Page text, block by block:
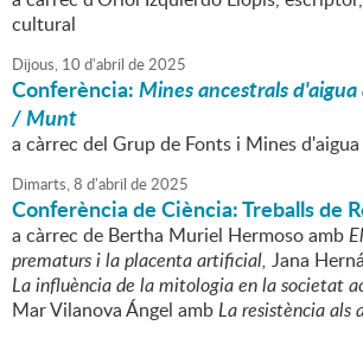
cultural
Dijous, 10 d'abril de2025
Conferència:Mines ancestrals
/ Munt
a càrrec del Grup de Fonts i Mines d'aigua
Dimarts,8 d'abril de2025
Conferència de Ciència: Treballs de
a càrrec de Bertha Muriel Hermoso amb
prematurs i la placenta artificial, Jana
La influència de la mitologia en la societat
Mar Vilanova Ángel ambLa resistència als